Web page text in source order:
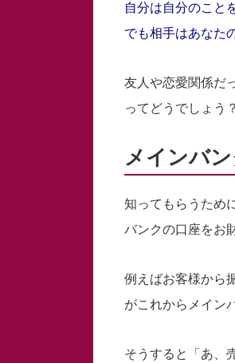
自分は自分のこと
でも相手はあなた
友人や恋愛関係だ
ってどうでしょう？
メインバ
知ってもらうため
バンクの口座をお
例えばお客様から
がこれからメイン
そうすると「あ、